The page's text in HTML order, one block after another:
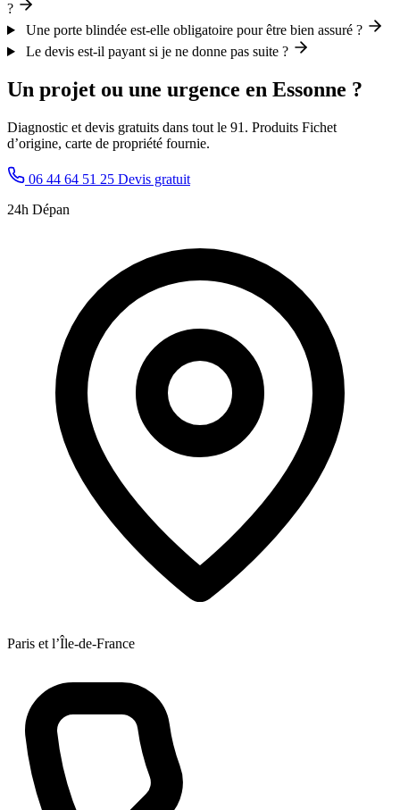
?
Une porte blindée est-elle obligatoire pour être bien assuré ?
Le devis est-il payant si je ne donne pas suite ?
Un projet ou une urgence en Essonne ?
Diagnostic et devis gratuits dans tout le 91. Produits Fichet
d’origine, carte de propriété fournie.
06 44 64 51 25 Devis gratuit
24h Dépan
Paris et l’Île-de-France